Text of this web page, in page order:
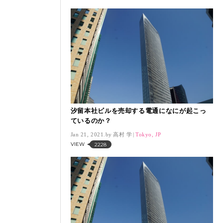
汐留本社ビルを売却する電通になにが起こっ
ているのか？
Jan 21, 2021. 高村 学 Tokyo, JP
VIEW 2228